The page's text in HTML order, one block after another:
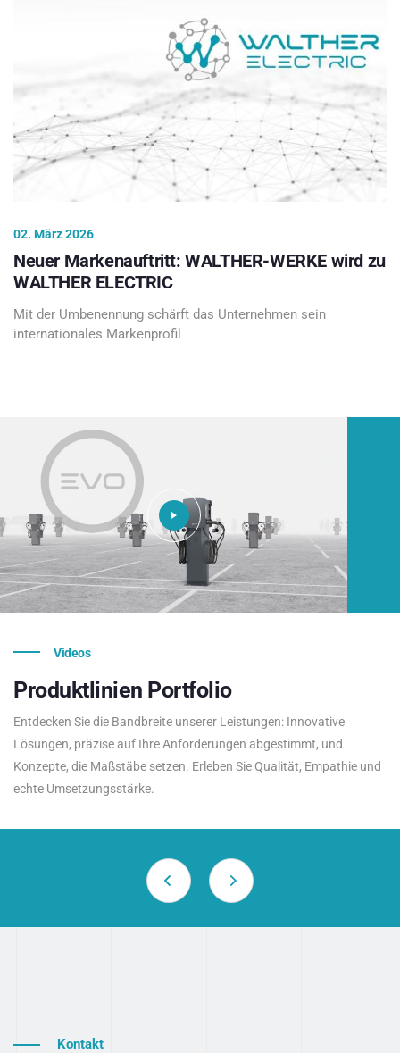
02. März 2026
Neuer Markenauftritt: WALTHER-WERKE wird zu
WALTHER ELECTRIC
Mit der Umbenennung schärft das Unternehmen sein
internationales Markenprofil
Videos
Produktlinien Portfolio
Entdecken Sie die Bandbreite unserer Leistungen: Innovative
Lösungen, präzise auf Ihre Anforderungen abgestimmt, und
Konzepte, die Maßstäbe setzen. Erleben Sie Qualität, Empathie und
echte Umsetzungsstärke.
Kontakt